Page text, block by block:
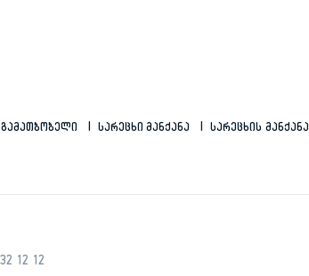
Გამათბობელი Სარეცხი Მანქანა Სარეცხის Მანქანა